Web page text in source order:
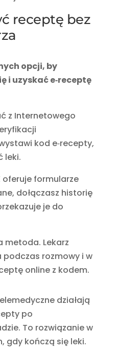
receptę bez
opcji, by
i uzyskać e‑receptę
z Internetowego
kod e‑recepty,
leki.
oferuje formularze
dołączasz historię
je do
metoda. Lekarz
rozmowy i w
online z kodem.
działają
po
To rozwiązanie w
gdy kończą się leki.